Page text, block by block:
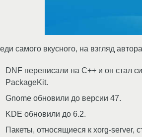
самого вкусного, на взгляд
DNF переписали на С++ и он стал
PackageKit.
Gnome обновили до версии 47.
KDE обновили до 6.2.
Пакеты, относящиеся к xorg-server,